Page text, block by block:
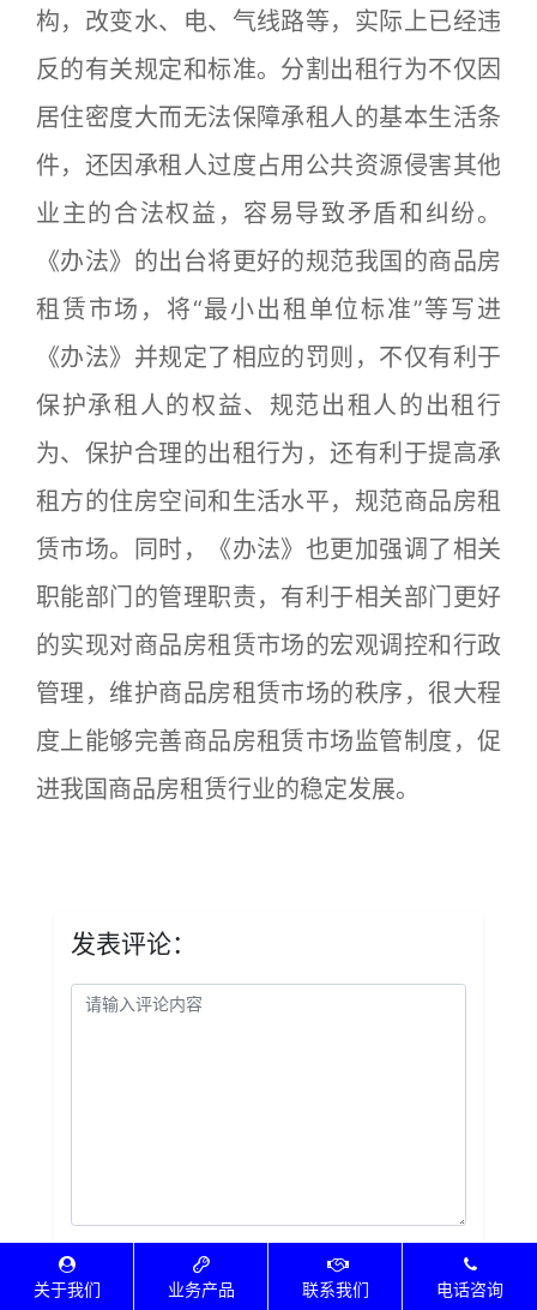
构，改变水、电、气线路等，实际上已经违
反的有关规定和标准。分割出租行为不仅因
居住密度大而无法保障承租人的基本生活条
件，还因承租人过度占用公共资源侵害其他
业主的合法权益，容易导致矛盾和纠纷。
《办法》的出台将更好的规范我国的商品房
租赁市场，将“最小出租单位标准”等写进
《办法》并规定了相应的罚则，不仅有利于
保护承租人的权益、规范出租人的出租行
为、保护合理的出租行为，还有利于提高承
租方的住房空间和生活水平，规范商品房租
赁市场。同时，《办法》也更加强调了相关
职能部门的管理职责，有利于相关部门更好
的实现对商品房租赁市场的宏观调控和行政
管理，维护商品房租赁市场的秩序，很大程
度上能够完善商品房租赁市场监管制度，促
进我国商品房租赁行业的稳定发展。
发表评论：
关于我们 业务产品 联系我们 电话咨询